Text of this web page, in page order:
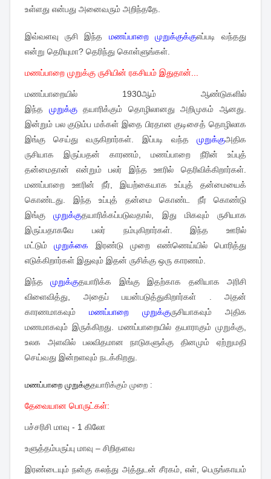
உள்ளது என்பது அனைவரும் அறிந்ததே.
இவ்வளவு ருசி இந்த மணப்பாறை முறுக்குக்குஎப்படி வந்தது
என்று தெரியுமா? தெரிந்து கொள்ளுங்கள்.
மணப்பாறை முறுக்கு ருசியின் ரகசியம் இதுதான்...
மணப்பாறையில் 1930ஆம் ஆண்டுகளில்
இந்த முறுக்குதயாரிக்கும் தொழிலானது அறிமுகம் ஆனது.
இன்றும் பல குடும்ப மக்கள் இதை பிரதான குடிசைத் தொழிலாக
இங்கு செய்து வருகிறார்கள். இப்படி வந்த முறுக்குஅதிக
ருசியாக இருப்பதன் காரணம், மணப்பாறை நீரின் உப்புத்
தன்மைதான் என்றும் பலர் இந்த ஊரில் தெரிவிக்கிறார்கள்.
மணப்பாறை ஊரின் நீர், இயற்கையாக உப்புத் தன்மையைக்
கொண்டது. இந்த உப்புத் தன்மை கொண்ட நீர் கொண்டு
இங்குமுறுக்குதயாரிக்கப்படுவதால், இது மிகவும் ருசியாக
இருப்பதாகவே பலர் நம்புகிறார்கள். இந்த ஊரில்
மட்டும்முறுக்கை இரண்டு முறை எண்ணெய்யில் பொரித்து
எடுக்கிறார்கள் இதுவும் இதன் ருசிக்கு ஒரு காரணம்.
இந்தமுறுக்குதயாரிக்க இங்கு இதற்காக தனியாக அரிசி
விளைவித்து, அதைப் பயன்படுத்துகிறார்கள் . அதன்
காரணமாகவும் மணப்பாறை முறுக்குருசியாகவும் அதிக
மணமாகவும் இருக்கிறது. மணப்பாறையில் தயாராகும் முறுக்கு,
உலக அளவில் பலவிதமான நாடுகளுக்கு தினமும் ஏற்றுமதி
செய்வது இன்றளவும் நடக்கிறது.
மணப்பாறை முறுக்குதயாரிக்கும் முறை :
தேவையான பொருட்கள்:
பச்சரிசி மாவு - 1 கிலோ
உளுத்தம்பருப்பு மாவு – சிறிதளவ
இரண்டையும் நன்கு கலந்து அத்துடன் சீரகம், எள், பெருங்காயம்